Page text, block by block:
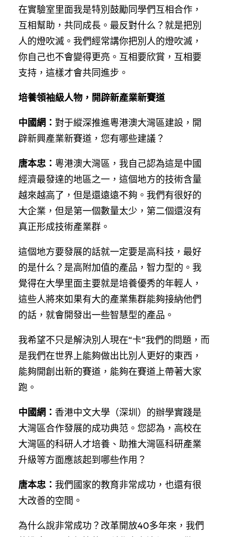
在實驗室里面我是特別鼓勵同學們互相合作，
互相幫助，共同成長。最反對什么？就是把別
人的燈吹滅。我們經常講你把別人的燈吹滅，
你自己也不會變得更亮。互相要欣賞，互相要
支持，這樣才會共同進步。
培養領袖級人物，開辟新產業新賽道
中國網： 對于縱深推進粵港澳大灣區建設，開
辟新興產業新賽道，您有哪些建議？
唐本忠： 粵港澳大灣區，我自己認為這是中國
經濟最發達的地區之一，這個地方的技術含量
越來越高了，但是還遠遠不夠。我們有很好的
大企業，但是第一個數量太少，第二個還沒有
真正形成技術產業群。
這個地方要發展的話就一定要是高科技，最好
的是什么？是高附加值的產品，智力型的。我
覺得在大學里面主要就是培養優秀的年輕人，
這些人將來如果有大的產業集群能夠接納他們
的話，就會開發出一些智慧型的產品。
我希望不只是解決別人現在“卡”我們的問題，而
是我們在世界上能夠做出比別人更好的東西，
能夠開創出新的賽道，能夠在賽道上帶著大家
跑。
中國網： 香港中文大學（深圳）的辦學實踐是
大灣區合作發展的成功典范。您認為，高校在
大灣區的科研人才培養、助推大灣區科研產業
升級等方面應該起到哪些作用？
唐本忠： 我們國家的教育非常成功，也還有很
大改善的空間。
為什么說非常成功？改革開放40多年來，我們